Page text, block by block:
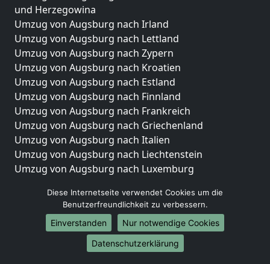
und Herzegowina
Umzug von Augsburg nach Irland
Umzug von Augsburg nach Lettland
Umzug von Augsburg nach Zypern
Umzug von Augsburg nach Kroatien
Umzug von Augsburg nach Estland
Umzug von Augsburg nach Finnland
Umzug von Augsburg nach Frankreich
Umzug von Augsburg nach Griechenland
Umzug von Augsburg nach Italien
Umzug von Augsburg nach Liechtenstein
Umzug von Augsburg nach Luxemburg
Umzug von Augsburg nach Norwegen
Umzüge-Deutschlandweit
Umzug von Augsburg nach Berlin
Umzug von Augsburg nach Hamburg
Diese Internetseite verwendet Cookies um die
Benutzerfreundlichkeit zu verbessern.
Einverstanden
Nur notwendige Cookies
Datenschutzerklärung